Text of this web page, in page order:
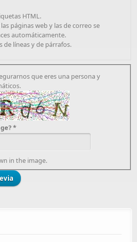
HTML.
páginas web y las de correo se
automáticamente.
de líneas y de párrafos.
que eres una persona y
*
in the image.